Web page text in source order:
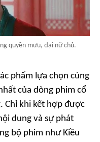
quyền mưu, đại nữ chủ.
phẩm lựa chọn cùng
của dòng phim cổ
Chỉ khi kết hợp được
dung và sự phát
bộ phim như Kiều